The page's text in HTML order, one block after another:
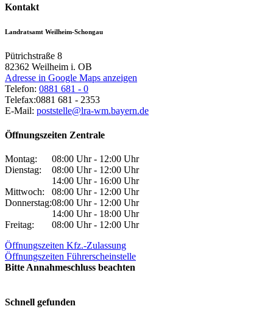
Kontakt
Landratsamt Weilheim-Schongau
Pütrichstraße 8
82362 Weilheim i. OB
Adresse in Google Maps anzeigen
Telefon: 0881 681 - 0
Telefax:0881 681 - 2353
E-Mail: poststelle@lra-wm.bayern.de
Öffnungszeiten Zentrale
Montag:
08:00 Uhr - 12:00 Uhr
Dienstag:
08:00 Uhr - 12:00 Uhr
14:00 Uhr - 16:00 Uhr
Mittwoch:
08:00 Uhr - 12:00 Uhr
Donnerstag:08:00 Uhr - 12:00 Uhr
14:00 Uhr - 18:00 Uhr
Freitag:
08:00 Uhr - 12:00 Uhr
Öffnungszeiten Kfz.-Zulassung
Öffnungszeiten Führerscheinstelle
Bitte Annahmeschluss beachten
Schnell gefunden